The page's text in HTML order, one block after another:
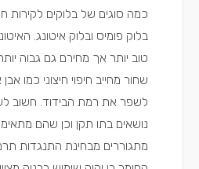
כמה סוגים של בלוקים לקירות
בלוק פומיס ובלוק איטונג.
טוב יותר אך מחירם גם גבוה
שחור מחייב חיפוי חיצוני כמו
לשפר את רמת הבידוד. חשוב
נושאים בתו תקן וכן שהם
מתגוררים מבחינת התנגדות